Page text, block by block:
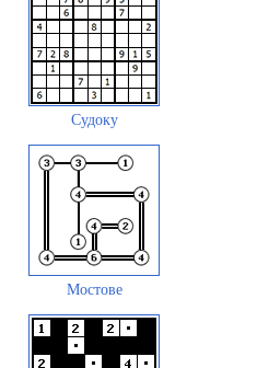
Судоку
Мостове